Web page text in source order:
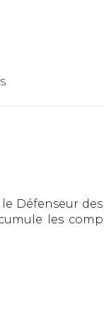
Défenseur
les